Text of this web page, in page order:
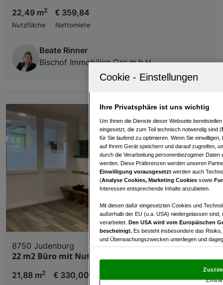
22,49 m2
Nutzfläche
€ 359,84
Nettomiete
Beate Rinner
Bischof Immobilien Ges.m.b.H
8750 Judenburg
22 m2 Büro mit Nutzung vom Seminarraum
21,88 m2
€ 330,00
Ihre Privatsphäre ist uns wichtig
Um Ihnen die Dienste dieser Webseite
eingesetzt, die zum Teil technisch notwendig sind (
für Sie laufend zu optimieren. Wenn Sie
auf Ihrem Gerät speichern und darauf zugreifen,
durch die Verarbeitung personenbezogener
werden. Diese Präferenzen werden unseren
Einwilligung vorausgesetzt werden auch
(Analyse Cookies, Marketing Cookies sowie
Interessen entsprechende Inhalte anzubieten.
Mit diesen dafür eingesetzten Cookies und
außerhalb der EU (u.a. USA) niedergelassen
verarbeitet. Den USA wird vom Europäischen
bescheinigt. Es besteht insbesondere das
und Überwachungszwecken unterliegen und
und Widerspruch gegen die Verarbeitung auf der
„Cookie Einstellungen“, die sich auf jeder Seite